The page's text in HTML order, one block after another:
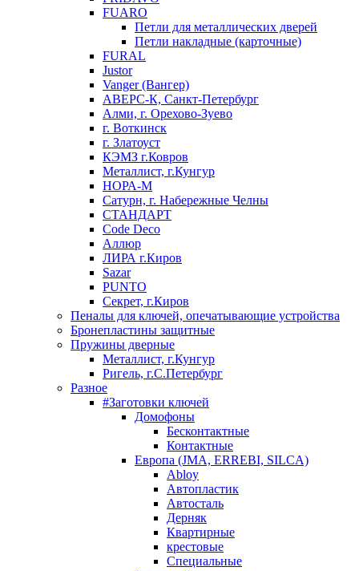
FUARO
Петли для металлических дверей
Петли накладные (карточные)
FURAL
Justor
Vanger (Вангер)
АВЕРС-К, Санкт-Петербург
Алми, г. Орехово-Зуево
г. Воткинск
г. Златоуст
КЭМЗ г.Ковров
Металлист, г.Кунгур
НОРА-М
Сатурн, г. Набережные Челны
СТАНДАРТ
Code Deco
Аллюр
ЛИРА г.Киров
Sazar
PUNTO
Секрет, г.Киров
Пеналы для ключей, опечатывающие устройства
Бронепластины защитные
Пружины дверные
Металлист, г.Кунгур
Ригель, г.С.Петербург
Разное
#Заготовки ключей
Домофоны
Бесконтактные
Контактные
Европа (JMA, ERREBI, SILCA)
Abloy
Автопластик
Автосталь
Дерняк
Квартирные
крестовые
Специальные